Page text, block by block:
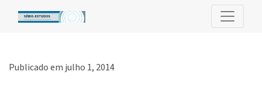
Publicado em julho 1, 2014